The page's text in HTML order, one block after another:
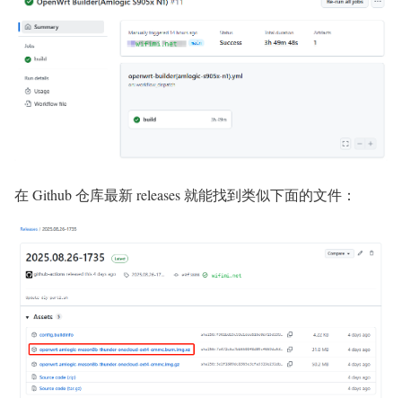
在 Github 仓库最新 releases 就能找到类似下面的文件：